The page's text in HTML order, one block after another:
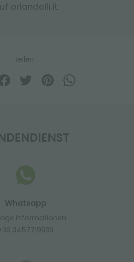
orlandelli.it
teilen
Whatsapp
Informationen
3457719939